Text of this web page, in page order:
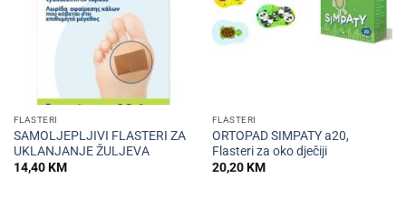
FLASTERI
SAMOLJEPLJIVI FLASTERI ZA
UKLANJANJE ŽULJEVA
14,40KM
FLASTERI
ORTOPAD SIMPATY a20,
Flasteri za oko dječiji
20,20KM